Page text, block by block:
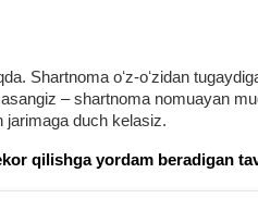
Shartnoma oʻz-oʻzidan
– shartnoma nomuayan
jarimaga duch kelasiz.
qilishga yordam beradigan